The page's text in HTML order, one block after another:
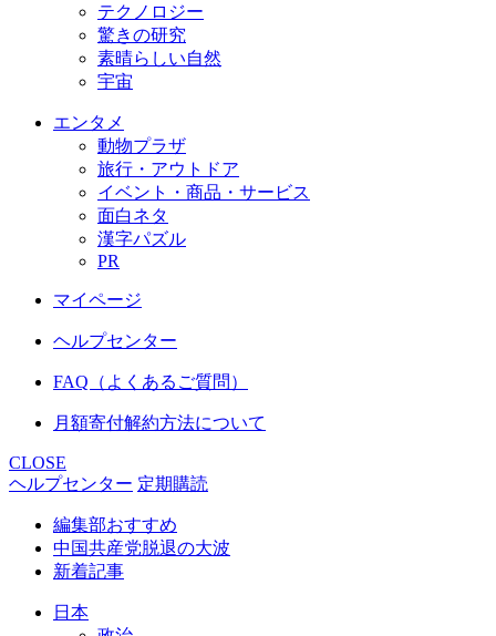
テクノロジー
驚きの研究
素晴らしい自然
宇宙
エンタメ
動物プラザ
旅行・アウトドア
イベント・商品・サービス
面白ネタ
漢字パズル
PR
マイページ
ヘルプセンター
FAQ（よくあるご質問）
月額寄付解約方法について
CLOSE
ヘルプセンター 定期購読
編集部おすすめ
中国共産党脱退の大波
新着記事
日本